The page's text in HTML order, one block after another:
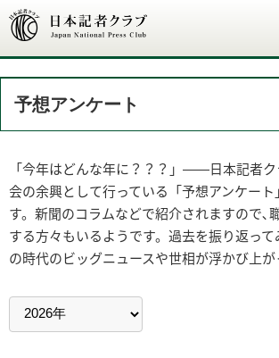
予想アンケート
「今年はどんな年に？？？」――日本記者
会の余興として行っている「予想アンケー
す。新聞のコラムなどで紹介されますので､
する方々もいるようです。過去を振り返っ
の時代のビッグニュースや世相が浮かび上が